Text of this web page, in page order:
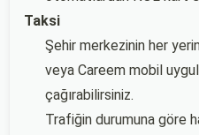
Taksi
Şehir merkezinin her
veya Careem mobil
çağırabilirsiniz.
Trafiğin durumuna göre